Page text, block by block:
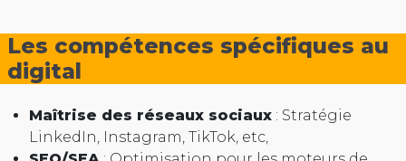
Les compétences spécifiques au
digital
Maîtrise des réseaux sociaux : Stratégie
LinkedIn, Instagram, TikTok, etc,